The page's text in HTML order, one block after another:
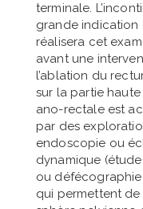
terminale.
grande indication
réalisera cet
avant une
l’ablation du
sur la partie
ano-rectale est
par des
endoscopie ou
dynamique
ou défécographie
qui permettent